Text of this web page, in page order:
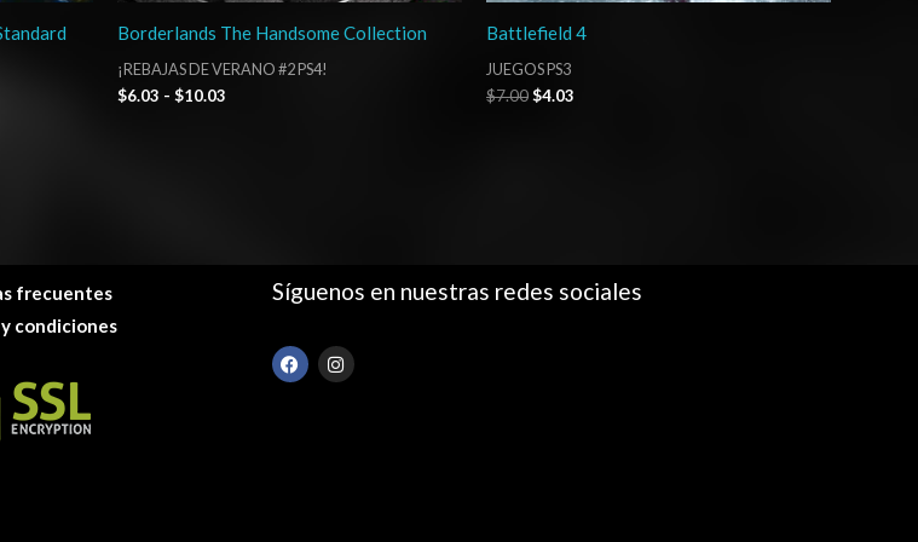
Borderlands The Handsome Collection
¡REBAJAS DE VERANO #2 PS4!
$6.03 - $10.03
Battlefield 4
JUEGOS PS3
$7.00$4.03
frecuentes
condiciones
Síguenos en nuestras redes sociales
F
a
I
n